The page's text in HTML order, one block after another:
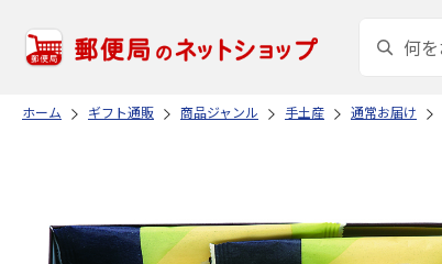
ホーム ギフト通販 商品ジャンル 手土産 通常お届け